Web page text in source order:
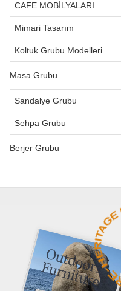
CAFE MOBİLYALARI
Mimari Tasarım
Koltuk Grubu Modelleri
Masa Grubu
Sandalye Grubu
Sehpa Grubu
Berjer Grubu